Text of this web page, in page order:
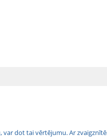
var dot tai vērtējumu. Ar